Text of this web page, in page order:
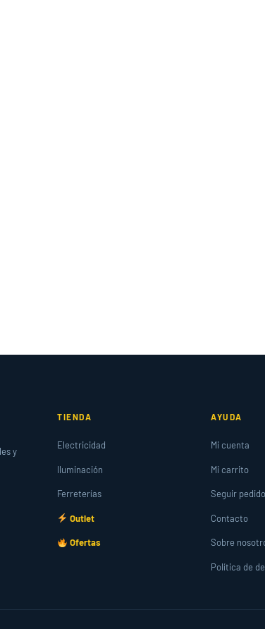
y
TIENDA
Electricidad
Iluminación
Ferreterías
Outlet
Ofertas
AYUDA
Mi cuenta
Mi carrito
Seguir pedido
Contacto
Sobre
Política de